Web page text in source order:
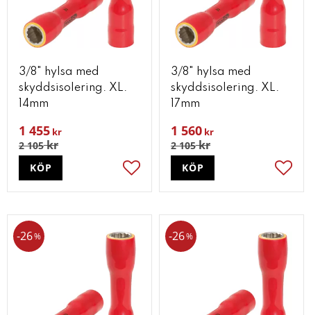
3/8" hylsa med
skyddsisolering. XL.
14mm
1 455 kr
2 105kr
Lägg till i favoriter
KÖP
3/8" hylsa med
skyddsisolering. XL.
17mm
1 560 kr
2 105kr
KÖP
26% 26%